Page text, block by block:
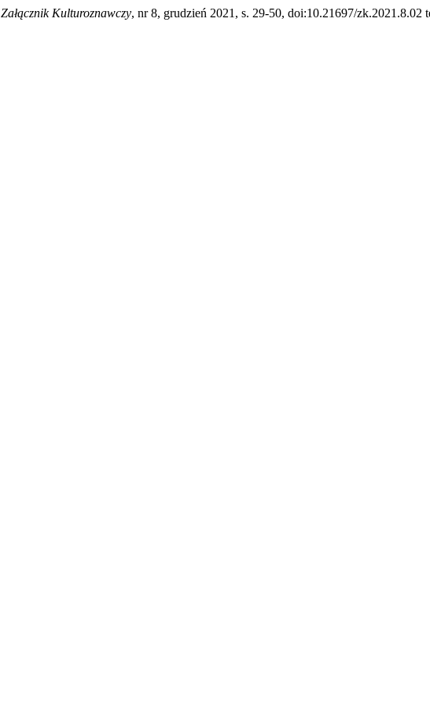
Załącznik Kulturoznawczy, nr 8, grudzień 2021, s. 29-50, doi:10.21697/zk.2021.8.02